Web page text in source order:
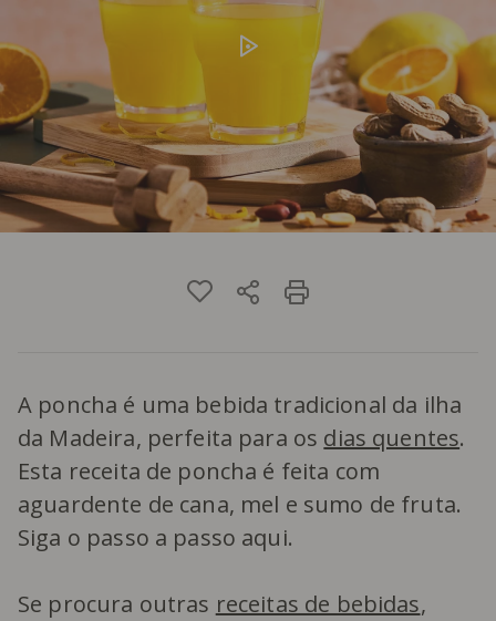
A poncha é uma bebida tradicional da ilha
da Madeira, perfeita para os dias quentes.
Esta receita de poncha é feita com
aguardente de cana, mel e sumo de fruta.
Siga o passo a passo aqui.
Se procura outras receitas de bebidas,